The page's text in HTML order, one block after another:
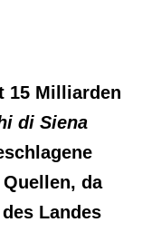
15 Milliarden
di Siena
da
Landes